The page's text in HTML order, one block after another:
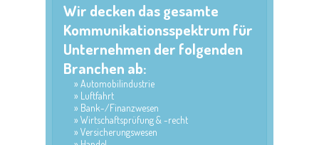
Wir decken das gesamte
Kommunikationsspektrum für
Unternehmen der folgenden
Branchen ab:
Automobilindustrie
Luftfahrt
Bank-/Finanzwesen
Wirtschaftsprüfung & -recht
Versicherungswesen